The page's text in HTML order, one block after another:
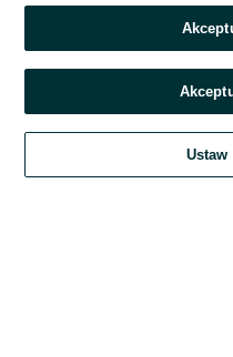
Nie pamiętasz hasła?
Kontynuując za pośrednictwem
Regulamin serwisu
Ustaw